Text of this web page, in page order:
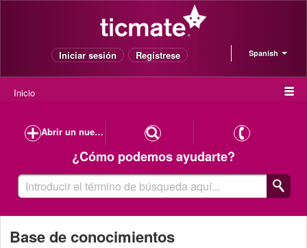
Spanish
Iniciar sesión Regístrese
Inicio
Abrir un nuevo caso de soporte
¿Cómo podemos ayudarte?
Base de conocimientos